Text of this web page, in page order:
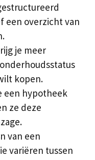
een overzicht van
je meer
kopen.
een hypotheek
ze deze
van een
variëren tussen